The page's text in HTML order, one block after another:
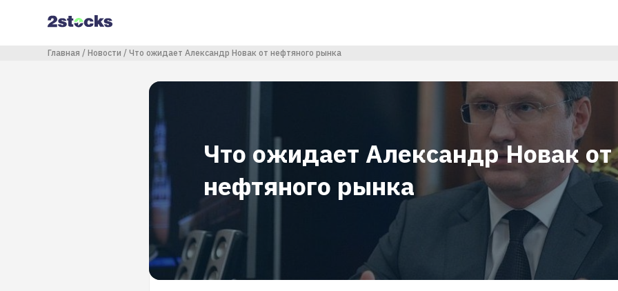
содержанию
Строка навигации
Главная Новости Что ожидает Александр Новак от нефтяного рынка
Что ожидает Александр Новак от
нефтяного рынка